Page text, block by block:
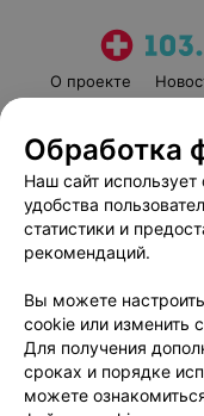
О проекте
Обработка
Наш сайт
удобства
статистики и
рекомендаций.
Вы можете
cookie или изменить
Для получения
сроках и порядке
можете